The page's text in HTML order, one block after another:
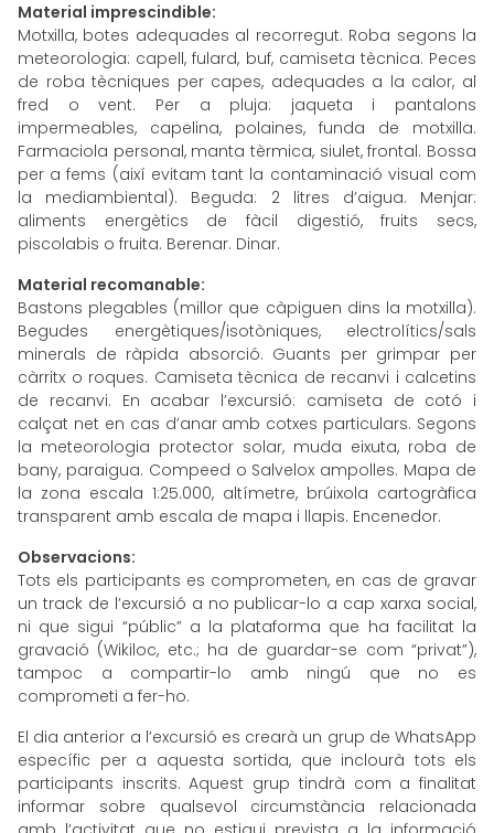
Material imprescindible:
Motxilla, botes adequades al recorregut. Roba segons la
meteorologia: capell, fulard, buf, camiseta tècnica. Peces
de roba tècniques per capes, adequades a la calor, al
fred o vent. Per a pluja: jaqueta i pantalons
impermeables, capelina, polaines, funda de motxilla.
Farmaciola personal, manta tèrmica, siulet, frontal. Bossa
per a fems (així evitam tant la contaminació visual com
la mediambiental). Beguda: 2 litres d’aigua. Menjar:
aliments energètics de fàcil digestió, fruits secs,
piscolabis o fruita. Berenar. Dinar.
Material recomanable:
Bastons plegables (millor que càpiguen dins la motxilla).
Begudes energètiques/isotòniques, electrolítics/sals
minerals de ràpida absorció. Guants per grimpar per
càrritx o roques. Camiseta tècnica de recanvi i calcetins
de recanvi. En acabar l’excursió: camiseta de cotó i
calçat net en cas d’anar amb cotxes particulars. Segons
la meteorologia protector solar, muda eixuta, roba de
bany, paraigua. Compeed o Salvelox ampolles. Mapa de
la zona escala 1:25.000, altímetre, brúixola cartogràfica
transparent amb escala de mapa i llapis. Encenedor.
Observacions:
Tots els participants es comprometen, en cas de gravar
un track de l’excursió a no publicar-lo a cap xarxa social,
ni que sigui “públic” a la plataforma que ha facilitat la
gravació (Wikiloc, etc.; ha de guardar-se com “privat”),
tampoc a compartir-lo amb ningú que no es
comprometi a fer-ho.
El dia anterior a l’excursió es crearà un grup de WhatsApp
específic per a aquesta sortida, que inclourà tots els
participants inscrits. Aquest grup tindrà com a finalitat
informar sobre qualsevol circumstància relacionada